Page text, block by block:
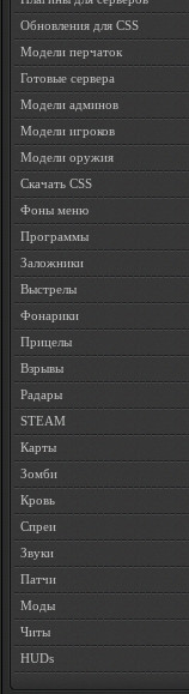
Обновления для CSS
Модели перчаток
Готовые сервера
Модели админов
Модели игроков
Модели оружия
Скачать CSS
Фоны меню
Программы
Заложники
Выстрелы
Фонарики
Прицелы
Взрывы
Радары
STEAM
Карты
Зомби
Кровь
Спреи
Звуки
Патчи
Моды
Читы
HUDs